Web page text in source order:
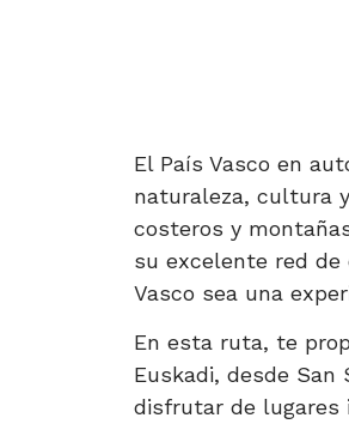
El País Vasco en
naturaleza, cultura
costeros y
su excelente red de
Vasco sea una
En esta ruta, te
Euskadi, desde
disfrutar de lugares